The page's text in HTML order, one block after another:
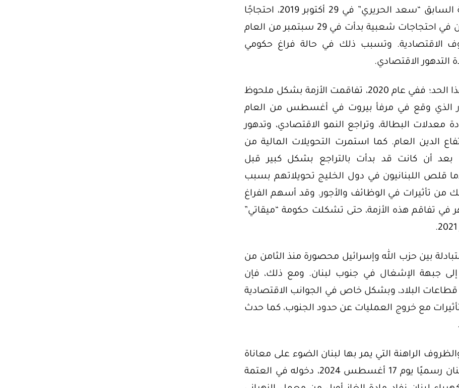
ذلك أدى إلى استقالة رئيس الحكومة السابق “سعد الحريري” في 29 أكتوبر 2019، احتجاجًا
على استخدام السلاح ضد المتظاهرين في احتجاجات شعبية بدأت في 29 سبتمبر من العام
الاقتصادية. وتسبب ذلك في حالة فراغ حكومي
لم تتوقف التحديات الاقتصادية عند هذا الحد؛ ففي عام 2020، تفاقمت الأزمة بشكل ملحوظ
الذي وقع في مرفأ بيروت في أغسطس من العام
معدلات البطالة، وتراجع النمو الاقتصادي، وتدهور
الدين العام. كما استمرت التحويلات المالية من
بعد أن كانت قد بدأت بالتراجع بشكل كبير قبل
خاصة منذ عام 2014 عندما قلص اللبنانيون في دول الخليج تحويلاتهم بسبب
تأثيرات في الوظائف والأجور. وقد أسهم الفراغ
في تفاقم هذه الأزمة، حتى تشكلت حكومة “ميقاتي”
بين حزب الله وإسرائيل محصورة منذ الثامن من
إلى جبهة الإشغال في جنوب لبنان. ومع ذلك، فإن
البلاد، وبشكل خاص في الجوانب الاقتصادية
مع خروج العمليات عن حدود الجنوب، كما حدث
الراهنة التي يمر بها لبنان الضوء على معاناة
قطاع الطاقة في البلاد، حيث أعلن لبنان رسميًا يوم 17 أغسطس 2024، دخوله في العتمة